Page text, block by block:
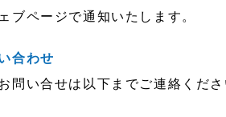
ブページで通知いたします。
合わせ
問い合せは以下までご連絡くださ